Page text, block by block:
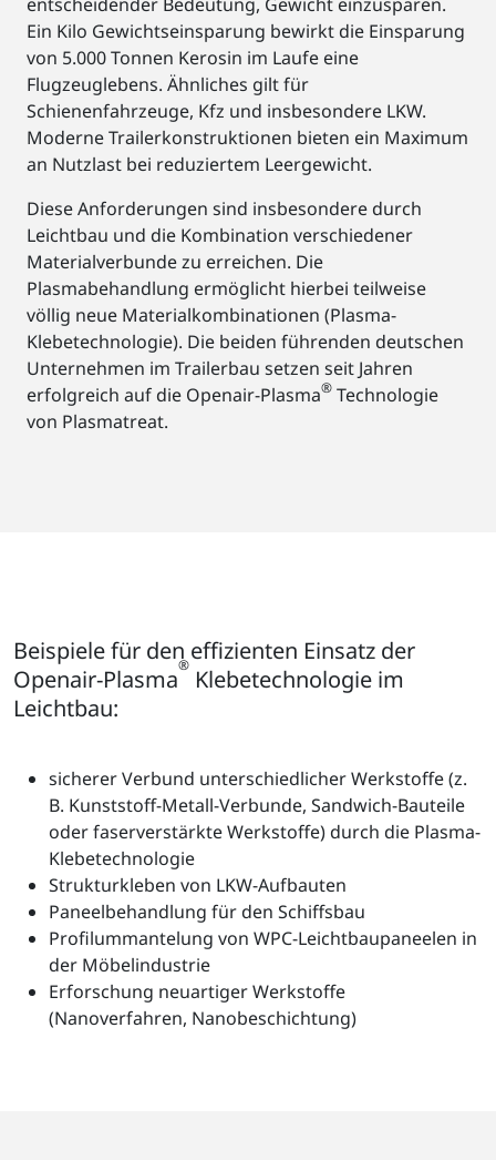
Ein Kilo Gewichtseinsparung bewirkt die Einsparung
von 5.000 Tonnen Kerosin im Laufe eine
Flugzeuglebens. Ähnliches gilt für
Schienenfahrzeuge, Kfz und insbesondere LKW.
Moderne Trailerkonstruktionen bieten ein Maximum
an Nutzlast bei reduziertem Leergewicht.
Diese Anforderungen sind insbesondere durch
Leichtbau und die Kombination verschiedener
Materialverbunde zu erreichen. Die
Plasmabehandlung ermöglicht hierbei teilweise
völlig neue Materialkombinationen (Plasma-
Klebetechnologie). Die beiden führenden deutschen
Unternehmen im Trailerbau setzen seit Jahren
erfolgreich auf die Openair-Plasma® Technologie
von Plasmatreat.
Beispiele für den effizienten Einsatz der
Openair-Plasma® Klebetechnologie im
Leichtbau:
sicherer Verbund unterschiedlicher Werkstoffe (z.
B. Kunststoff-Metall-Verbunde, Sandwich-Bauteile
oder faserverstärkte Werkstoffe) durch die Plasma-
Klebetechnologie
Strukturkleben von LKW-Aufbauten
Paneelbehandlung für den Schiffsbau
Profilummantelung von WPC-Leichtbaupaneelen in
der Möbelindustrie
Erforschung neuartiger Werkstoffe
(Nanoverfahren, Nanobeschichtung)